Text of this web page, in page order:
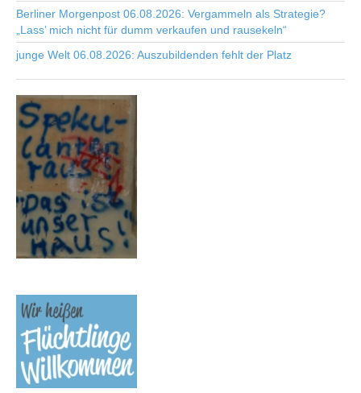
Berliner Morgenpost 06.08.2026: Vergammeln als Strategie?
„Lass’ mich nicht für dumm verkaufen und rausekeln“
junge Welt 06.08.2026: Auszubildenden fehlt der Platz